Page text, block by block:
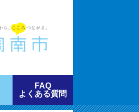
FAQ
よくある質問